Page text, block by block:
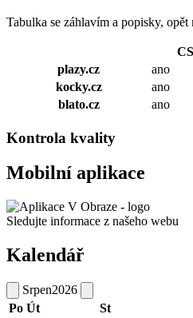
Tabulka se záhlavím a popisky,
plazy.cz
ano
kocky.cz
ano
blato.cz
ano
Kontrola kvality
Mobilní aplikace
Sledujte informace z našeho webu
Kalendář
Srpen2026
Po Út St